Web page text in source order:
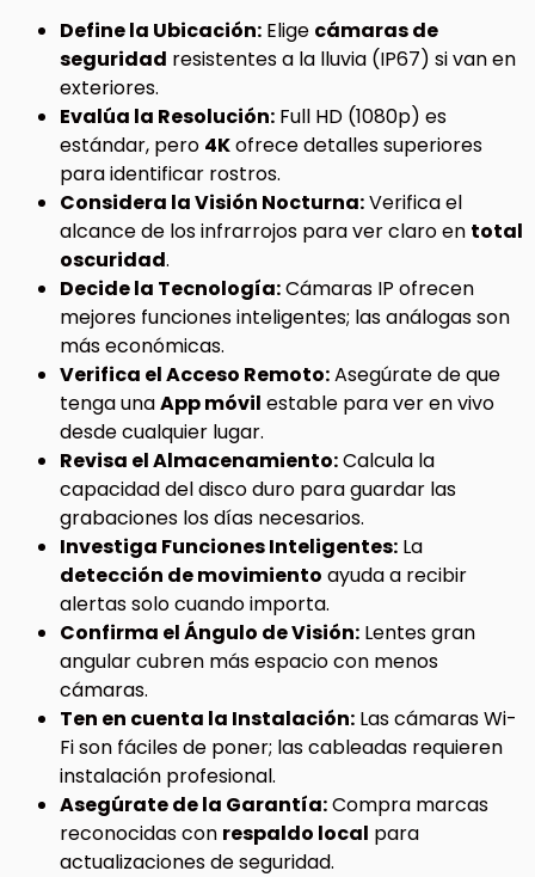
Define la Ubicación: Elige cámaras de
seguridad resistentes a la lluvia (IP67) si van en
exteriores.
Evalúa la Resolución: Full HD (1080p) es
estándar, pero 4Kofrece detalles superiores
para identificar rostros.
Considera la Visión Nocturna:Verifica el
alcance de los infrarrojos para ver claro en total
oscuridad.
Decide la Tecnología:Cámaras IP ofrecen
mejores funciones inteligentes; las análogas son
más económicas.
Verifica el Acceso Remoto:Asegúrate de que
tenga unaApp móvil estable para ver en vivo
desde cualquier lugar.
Revisa el Almacenamiento:Calcula la
capacidad del disco duro para guardar las
grabaciones los días necesarios.
Investiga Funciones Inteligentes: La
detección de movimiento ayuda a recibir
alertas solo cuando importa.
Confirma el Ángulo de Visión: Lentes gran
angular cubren más espacio con menos
cámaras.
Ten en cuenta la Instalación: Las cámaras Wi-
Fi son fáciles de poner; las cableadas requieren
instalación profesional.
Asegúrate de la Garantía:Compra marcas
reconocidas con respaldo local para
actualizaciones de seguridad.